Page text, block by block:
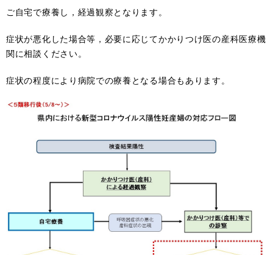
ご自宅で療養し，経過観察となります。
症状が悪化した場合等，必要に応じてかかりつけ医の産科医療機
関に相談ください。
症状の程度により病院での療養となる場合もあります。